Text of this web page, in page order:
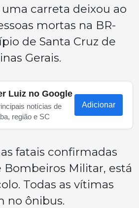
uma carreta deixou ao
mortas na BR-
de Santa Cruz de
Gerais.
Luiz no Google
notícias de
região e SC
Adicionar
fatais confirmadas
Bombeiros Militar, está
Todas as vítimas
no ônibus.